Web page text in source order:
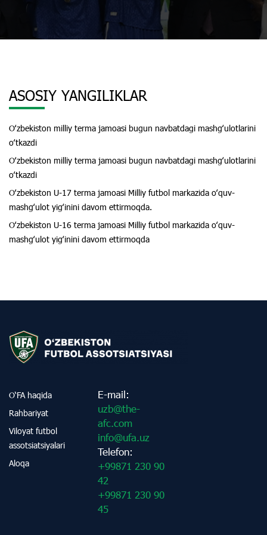
ASOSIY YANGILIKLAR
Oʻzbekiston milliy terma jamoasi bugun navbatdagi mashgʻulotlarini
oʻtkazdi
Oʻzbekiston milliy terma jamoasi bugun navbatdagi mashgʻulotlarini
oʻtkazdi
Oʻzbekiston U-17 terma jamoasi Milliy futbol markazida oʻquv-
mashgʻulot yigʻinini davom ettirmoqda.
Oʻzbekiston U-16 terma jamoasi Milliy futbol markazida oʻquv-
mashgʻulot yigʻinini davom ettirmoqda
O‘FA haqida
Rahbariyat
Viloyat futbol
assotsiatsiyalari
Aloqa
E-mail:
uzb@the-
afc.com
info@ufa.uz
Telefon:
+99871 230 90
42
+99871 230 90
45